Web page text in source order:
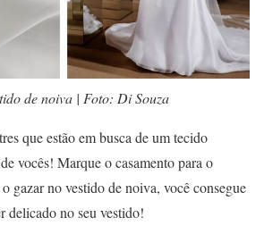
de noiva | Foto: Di Souza
que estão em busca de um tecido
vocês! Marque o casamento para o
gazar no vestido de noiva, você consegue
delicado no seu vestido!